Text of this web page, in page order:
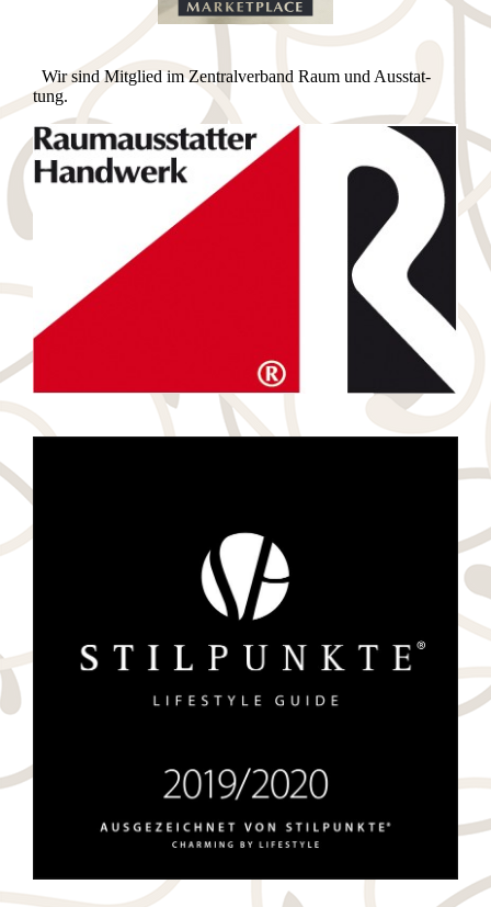
Wir sind Mitglied im Zen­tral­ver­band Raum und Aus­stat­
tung.